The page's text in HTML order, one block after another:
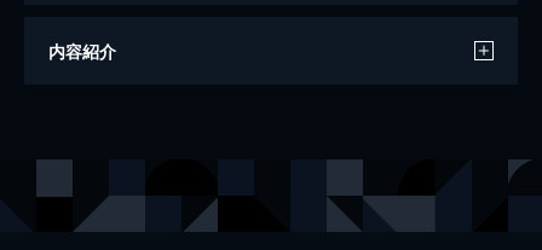
著者
内容紹介